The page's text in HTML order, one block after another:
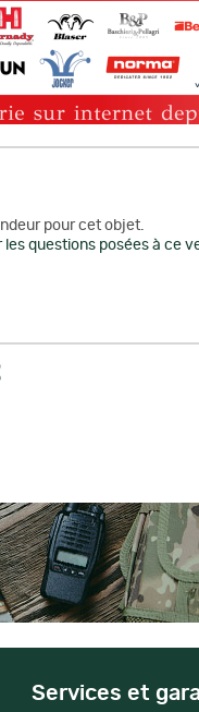
pour cet objet.
questions posées à ce
Services et